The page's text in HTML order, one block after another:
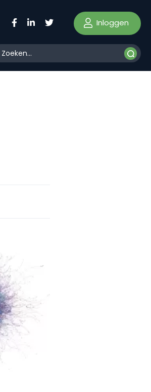
Inloggen